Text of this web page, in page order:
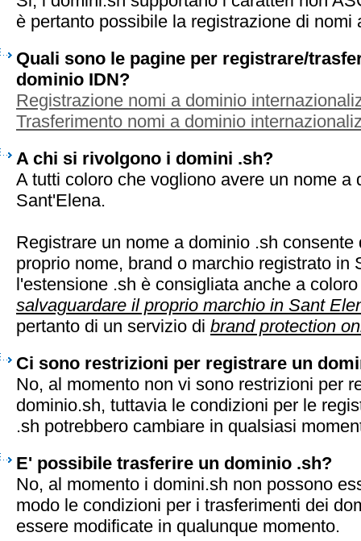
è pertanto possibile la registrazione di nomi
Quali sono le pagine per registrare/
dominio IDN?
Registrazione nomi a dominio
Trasferimento nomi a dominio
A chi si rivolgono i domini .sh?
A tutti coloro che vogliono avere un nome a
Sant'Elena.
Registrare un nome a dominio .sh consente
proprio nome, brand o marchio registrato in
l'estensione .sh è consigliata anche a
salvaguardare il proprio marchio in Sant
pertanto di un servizio di brand protection
Ci sono restrizioni per registrare un
No, al momento non vi sono restrizioni per
dominio.sh, tuttavia le condizioni per le
.sh potrebbero cambiare in qualsiasi
E' possibile trasferire un dominio .sh?
No, al momento i domini.sh non possono
modo le condizioni per i trasferimenti dei
essere modificate in qualunque momento.